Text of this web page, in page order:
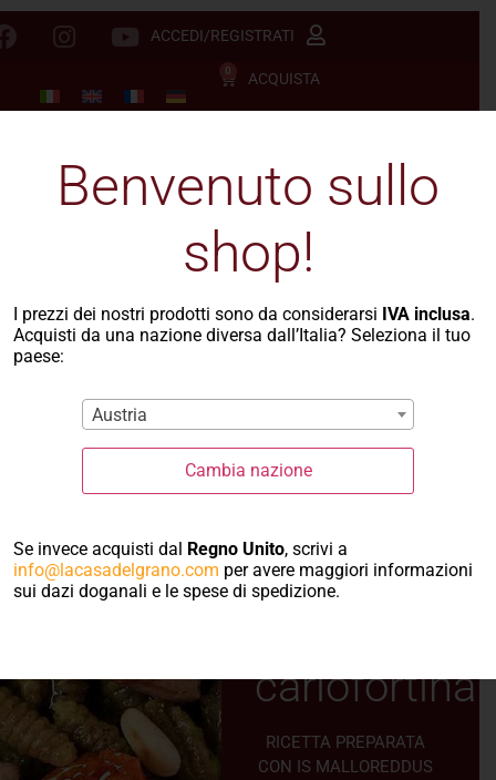
ACCEDI/REGISTRATI
0 ACQUISTA
Malloreddus
medi
integrali
carlofortina
RICETTA PREPARATA
CON IS MALLOREDDUS
Benvenuto sullo
shop!
I prezzi dei nostri prodotti sono da considerarsi IVA inclusa.
Acquisti da una nazione diversa dall’Italia? Seleziona il tuo
paese:
Austria
Cambia nazione
Se invece acquisti dal Regno Unito, scrivi a
info@lacasadelgrano.com per avere maggiori informazioni
sui dazi doganali e le spese di spedizione.